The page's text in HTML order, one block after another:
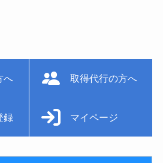
へ 取得代行の方へ
録 マイページ